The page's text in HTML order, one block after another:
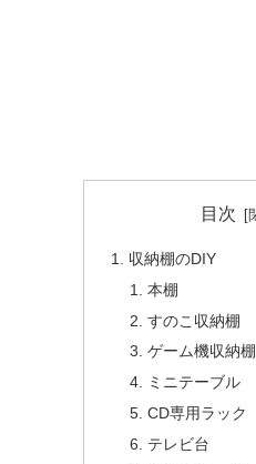
目次
収納棚のDIY
本棚
すのこ収納棚
ゲーム機収納棚
ミニテーブル
CD専用ラック
テレビ台